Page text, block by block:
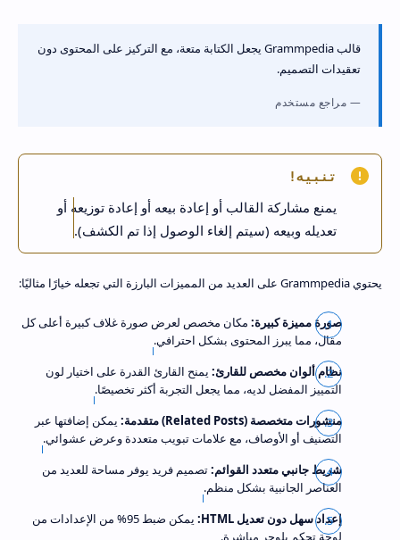
قالب Grammpedia يجعل الكتابة متعة، مع التركيز على المحتوى دون
تعقيدات التصميم.
مراجع مستخدم
تنبيه!
يمنع مشاركة القالب أو إعادة بيعه أو إعادة توزيعه أو
تعديله وبيعه (سيتم إلغاء الوصول إذا تم الكشف).
يحتوي Grammpedia على العديد من المميزات البارزة التي تجعله خيارًا مثاليًا:
صورة مميزة كبيرة: مكان مخصص لعرض صورة غلاف كبيرة أعلى كل
مقال، مما يبرز المحتوى بشكل احترافي.
نظام ألوان مخصص للقارئ: يمنح القارئ القدرة على اختيار لون
التمييز المفضل لديه، مما يجعل التجربة أكثر تخصيصًا.
منشورات متخصصة (Related Posts) متقدمة:
يمكن إضافتها عبر
التصنيف أو الأوصاف، مع علامات تبويب متعددة وعرض عشوائي.
شريط جانبي متعدد القوائم:تصميم فريد يوفر مساحة للعديد من
العناصر الجانبية بشكل منظم.
إعداد سهل دون تعديل HTML:
يمكن ضبط 95% من الإعدادات من
لوحة تحكم بلوجر مباشرة.